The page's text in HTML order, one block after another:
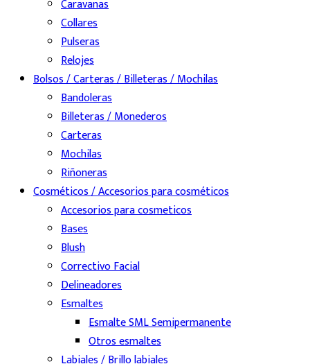
Caravanas
Collares
Pulseras
Relojes
Bolsos / Carteras / Billeteras / Mochilas
Bandoleras
Billeteras / Monederos
Carteras
Mochilas
Riñoneras
Cosméticos / Accesorios para cosméticos
Accesorios para cosmeticos
Bases
Blush
Correctivo Facial
Delineadores
Esmaltes
Esmalte SML Semipermanente
Otros esmaltes
Labiales / Brillo labiales